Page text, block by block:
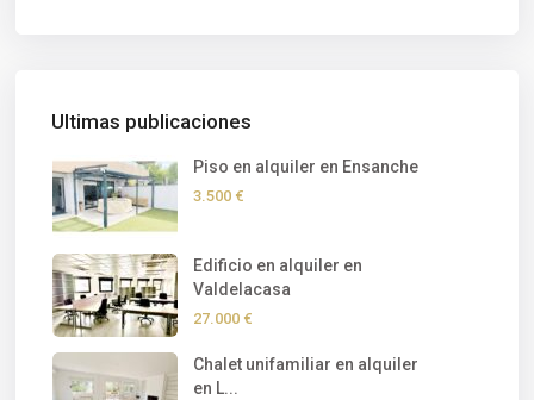
Ultimas publicaciones
Piso en alquiler en Ensanche
3.500 €
Edificio en alquiler en
Valdelacasa
27.000 €
Chalet unifamiliar en alquiler
en L...